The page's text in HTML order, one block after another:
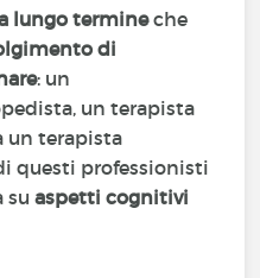
lungo termineche
di
: un
un terapista
un terapista
questi professionisti
suaspetti cognitivi